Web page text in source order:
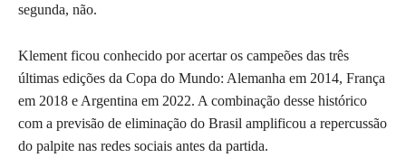
segunda, não.
Klement ficou conhecido por acertar os campeões das três
últimas edições da Copa do Mundo: Alemanha em 2014, França
em 2018 e Argentina em 2022. A combinação desse histórico
com a previsão de eliminação do Brasil amplificou a repercussão
do palpite nas redes sociais antes da partida.